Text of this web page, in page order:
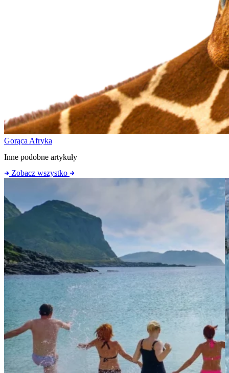
Gorąca Afryka
Inne podobne artykuły
Zobacz wszystko